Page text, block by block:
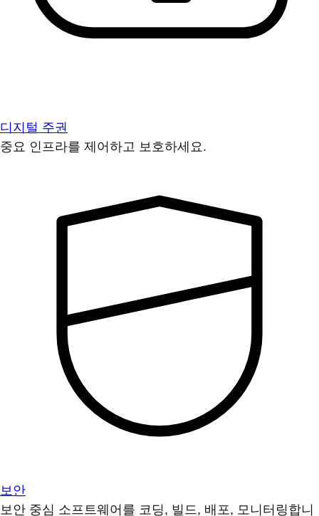
디지털 주권
중요 인프라를 제어하고 보호하세요.
보안
보안 중심 소프트웨어를 코딩, 빌드, 배포, 모니터링합니